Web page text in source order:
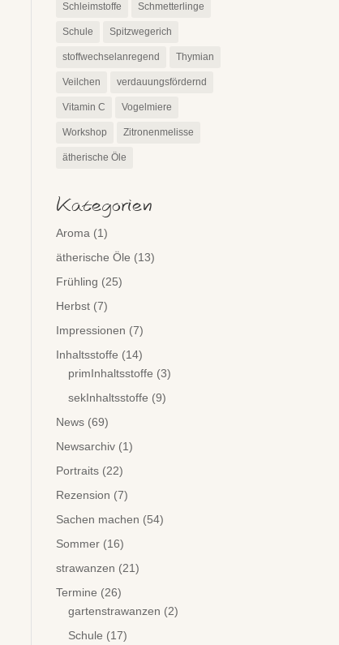
Schleimstoffe Schmetterlinge
Schule Spitzwegerich
stoffwechselanregend Thymian
Veilchen verdauungsfördernd
Vitamin C Vogelmiere
Workshop Zitronenmelisse
ätherische Öle
Kategorien
Aroma (1)
ätherische Öle (13)
Frühling (25)
Herbst(7)
Impressionen (7)
Inhaltsstoffe (14)
primInhaltsstoffe (3)
sekInhaltsstoffe (9)
News(69)
Newsarchiv(1)
Portraits(22)
Rezension (7)
Sachen machen (54)
Sommer(16)
strawanzen (21)
Termine (26)
gartenstrawanzen (2)
Schule (17)